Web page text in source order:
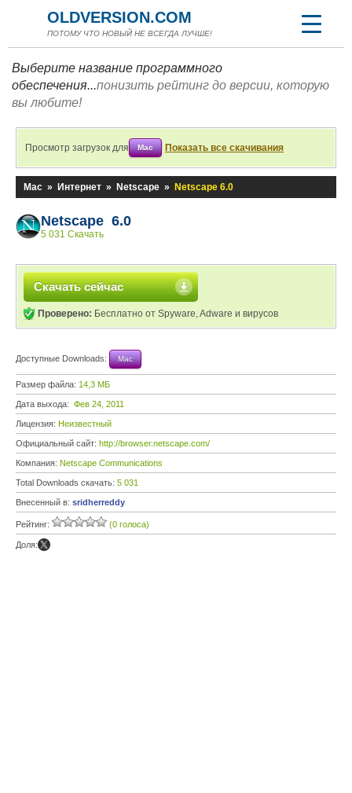
OLDVERSION.COM
ПОТОМУ ЧТО НОВЫЙ НЕ ВСЕГДА ЛУЧШЕ!
Выберите название программного
обеспечения...понизить рейтинг до версии, которую
вы любите!
Просмотр загрузок для Mac Показать все скачивания
Mac » Интернет » Netscape » Netscape 6.0
Netscape 6.0
5 031 Скачать
Скачать сейчас
Проверено: Бесплатно от Spyware, Adware и вирусов
Доступные Downloads: Mac
Размер файла: 14,3 МБ
Дата выхода: Фев 24, 2011
Лицензия: Неизвестный
Официальный сайт: http://browser.netscape.com/
Компания: Netscape Communications
Total Downloads скачать: 5 031
Внесенный в: sridherreddy
Рейтинг: (0 голоса)
Доля: